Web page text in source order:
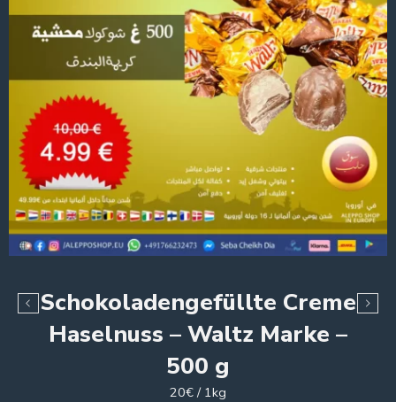
Schokoladengefüllte Creme
Haselnuss – Waltz Marke –
500 g
20€ / 1kg